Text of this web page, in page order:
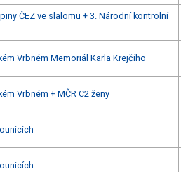
ČEZ ve slalomu + 3. Národní kontrolní
Vrbném Memoriál Karla Krejčího
Vrbném + MČR C2 ženy